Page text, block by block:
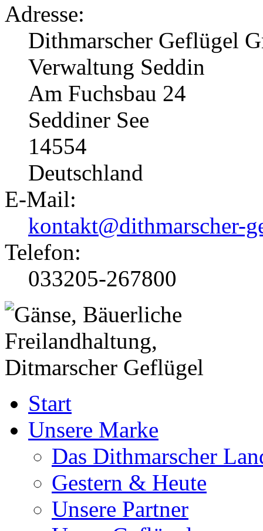
Adresse:
Dithmarscher Geflügel
Verwaltung Seddin
Am Fuchsbau 24
Seddiner See
14554
Deutschland
E-Mail:
kontakt@dithmarscher-
Telefon:
033205-267800
Start
Unsere Marke
Das Dithmarscher
Gestern & Heute
Unsere Partner